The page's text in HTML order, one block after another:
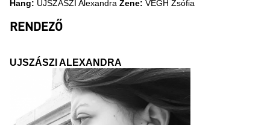
Hang: UJSZÁSZI Alexandra Zene: VÉGH Zsófia
RENDEZŐ
UJSZÁSZI ALEXANDRA